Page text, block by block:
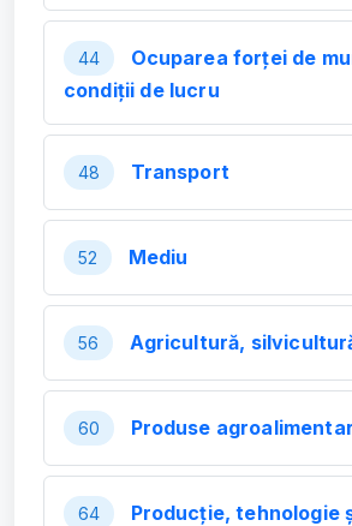
44
Ocuparea forței de
condiții de lucru
48 Transport
52 Mediu
56 Agricultură,
60 Produse
64 Producție, tehnologie